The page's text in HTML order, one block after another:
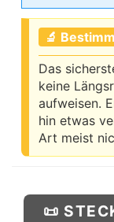
🔬
Das
keine
aufweisen.
hin etwas
Art meist
📜